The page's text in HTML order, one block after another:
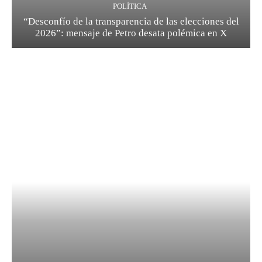
POLÍTICA
“Desconfío de la transparencia de las elecciones del
2026”: mensaje de Petro desata polémica en X